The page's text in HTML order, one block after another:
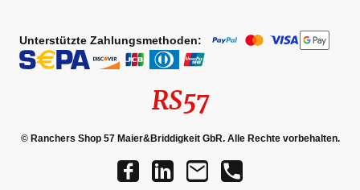
Unterstützte Zahlungsmethoden:
RS57
© Ranchers Shop 57 Maier&Briddigkeit GbR. Alle Rechte vorbehalten.